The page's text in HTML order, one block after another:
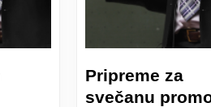
Pripreme za
svečanu